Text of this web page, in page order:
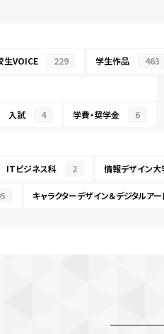
生VOICE 229 学生作品 463
入試 4 学費・奨学金 6
ITビジネス科 2 情報デザイン大
キャラクターデザイン＆デジタルアー